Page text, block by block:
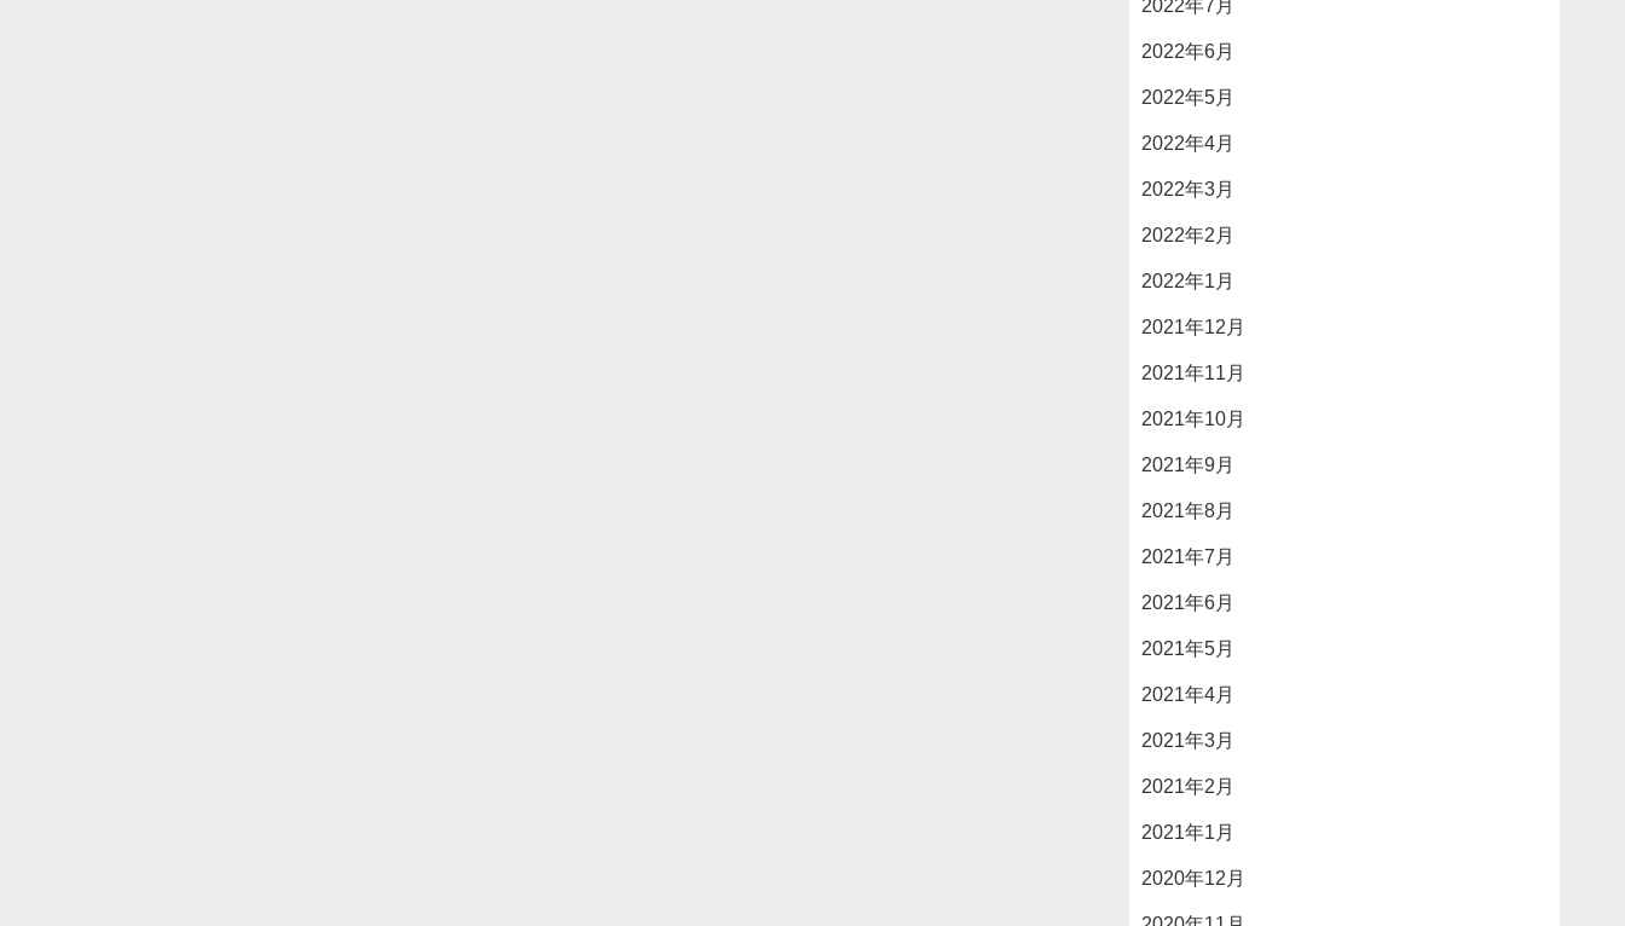
2022年7月
2022年6月
2022年5月
2022年4月
2022年3月
2022年2月
2022年1月
2021年12月
2021年11月
2021年10月
2021年9月
2021年8月
2021年7月
2021年6月
2021年5月
2021年4月
2021年3月
2021年2月
2021年1月
2020年12月